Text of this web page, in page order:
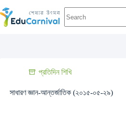
প্রতিদিন শিখি
সাধারণ জ্ঞান-আন্তর্জাতিক (২০১৫-০৫-২৯)